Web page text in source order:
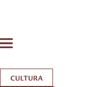
CULTURA